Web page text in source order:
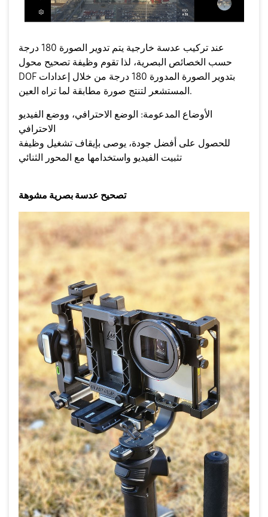
عند تركيب عدسة خارجية يتم تدوير الصورة 180 درجة
حسب الخصائص البصرية، لذا تقوم وظيفة تصحيح محول
DOF بتدوير الصورة المدورة 180 درجة من خلال إعدادات
المستشعر لتنتج صورة مطابقة لما تراه العين.
الأوضاع المدعومة: الوضع الاحترافي، ووضع الفيديو
الاحترافي
للحصول على أفضل جودة، يوصى بإيقاف تشغيل وظيفة
تثبيت الفيديو واستخدامها مع المحور الثنائي
تصحيح عدسة بصرية مشوهة